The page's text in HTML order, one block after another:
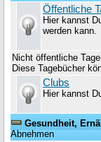
Öffentliche
Hier kannst
werden kann.
Nicht öffentliche
Diese Tagebücher
Clubs
Hier kannst
Gesundheit,
Abnehmen